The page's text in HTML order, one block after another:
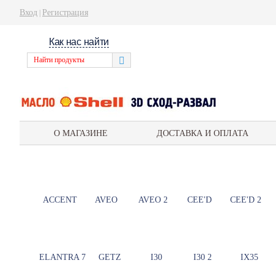
Вход Регистрация
Как нас найти
О МАГАЗИНЕ ДОСТАВКА И ОПЛАТА
ACCENT AVEO AVEO 2 CEE'D CEE'D 2
ELANTRA 7 GETZ I30 I30 2 IX35